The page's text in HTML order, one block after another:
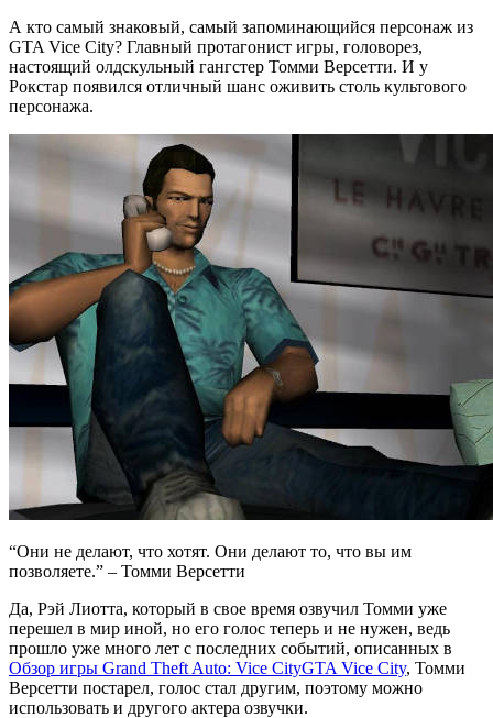
А кто самый знаковый, самый запоминающийся персонаж из
GTA Vice City? Главный протагонист игры, головорез,
настоящий олдскульный гангстер Томми Версетти. И у
Рокстар появился отличный шанс оживить столь культового
персонажа.
“Они не делают, что хотят. Они делают то, что вы им
позволяете.” – Томми Версетти
Да, Рэй Лиотта, который в свое время озвучил Томми уже
перешел в мир иной, но его голос теперь и не нужен, ведь
прошло уже много лет с последних событий, описанных в
Обзор игры Grand Theft Auto: Vice CityGTA Vice City, Томми
Версетти постарел, голос стал другим, поэтому можно
использовать и другого актера озвучки.